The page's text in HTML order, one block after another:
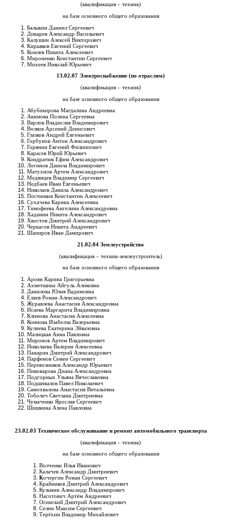
(квалификация – техник)
на базе основного общего образования
Балыкин Даниил Сергеевич
Дикарев Александр Васильевич
Калушин Алексей Викторович
Кирьяков Евгений Сергеевич
Комлев Никита Алексеевич
Мироненко Константин Сергеевич
Михеев Николай Юрьевич
13.02.07 Электроснабжение (по отраслям)
(квалификация – техник)
на базе основного общего образования
Абубекирова Магдалина Андреевна
Акимова Полина Сергеевна
Варлов Владислав Владимирович
Волков Арсений Денисович
Глазков Андрей Евгеньевич
Горбунов Антон Александрович
Горянин Евгений Филиппович
Карасев Юрий Юрьевич
Кондратюк Ефим Александрович
Логинов Данила Владимирович
Матухнов Артем Александрович
Медянцев Владимир Сергеевич
Недбаев Иван Евгеньевич
Николаев Данила Александрович
Постников Константин Алексеевич
Сухачева Карина Алексеевна
Тимофеева Ангелина Александровна
Хаданин Никита Александрович
Хвостов Дмитрий Александрович
Черкасов Никита Андреевич
Шапиров Иван Дамирович
21.02.04 Землеустройство
(квалификация – техник-землеустроитель)
на базе основного общего образования
Ароян Карина Григорьевна
Ахметшина Айгуль Аликовна
Данилова Юлия Вадимовна
Елаев Роман Александрович
Журавлева Анастасия Александровна
Исаева Маргарита Владимировна
Климова Анастасия Алексеевна
Коннова Изабелла Валерьевна
Кулиева Екатерина Эйвазовна
Малицкая Анна Павловна
Миронов Артем Владимирович
Николаева Валерия Алексеевна
Панарин Дмитрий Александрович
Парфенов Семен Сергеевич
Перевозников Александр Юрьевич
Пивоварова Диана Александровна
Подгорных Ульяна Вячеславовна
Подшивалов Павел Николаевич
Самохвалова Анастасия Витальевна
Тоболич Светлана Дмитриевна
Чумаченко Ярослав Сергеевич
Шишкина Алена Павловна
23.02.03 Техническое обслуживание и ремонт автомобильного транспорта
(квалификация – техник)
на базе основного общего образования
Волченко Илья Иванович
Калачев Александр Дмитриевич
Кочергин Роман Сергеевич
Крайников Дмитрий Александрович
Кузьмин Александр Владимирович
Насотович Артём Андреевич
Осинский Дмитрий Александрович
Селин Максим Сергеевич
Терёхин Владимир Михайлович